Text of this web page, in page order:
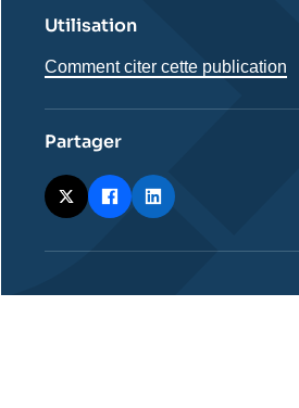
Utilisation
Comment citer cette publication
Partager